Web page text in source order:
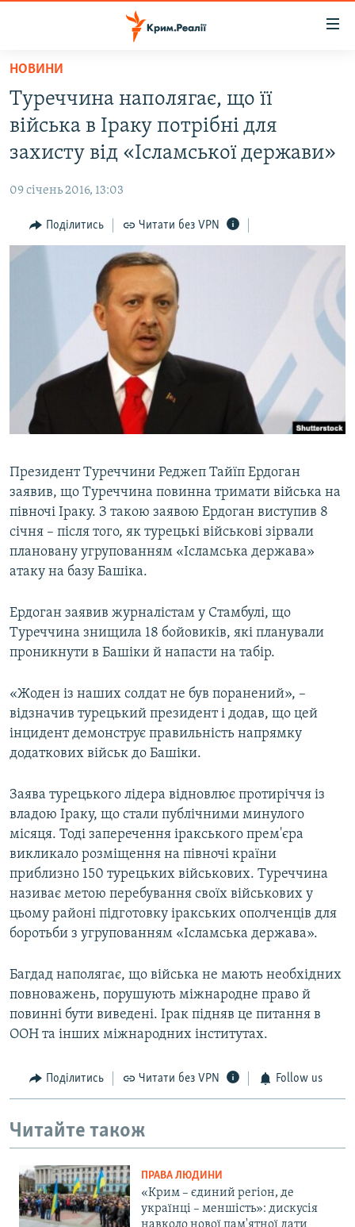
Перейти
основного
матеріалу
до
основної
Перейти
до
пошуку
ВОДА.КРИМ
ВІДЕО ТА ФОТО
БЛОГИ
ПОГЛЯД
ІНТЕРВ'Ю
СПЕЦПРОЕКТИ
ВІДЕОУРОКИ «ELIFBE»
СВІДЧЕННЯ ОКУПАЦІЇ
УКРАЇНСЬКА ПРОБЛЕМА КРИМУ
ЯК ОБІЙТИ БЛОКУВАННЯ
Русский
Qırımtatar
Усі сайти RFE/RL
НОВИНИ
Туреччина наполягає, що її
війська в Іраку потрібні для
захисту від «Ісламської держави»
09 січень 2016, 13:03
Поділитись Читати без VPN
Президент Туреччини Реджеп Тайїп Ердоган
заявив, що Туреччина повинна тримати війська на
півночі Іраку. З такою заявою Ердоган виступив 8
січня – після того, як турецькі військові зірвали
плановану угрупованням «Ісламська держава»
атаку на базу Башіка.
Ердоган заявив журналістам у Стамбулі, що
Туреччина знищила 18 бойовиків, які планували
проникнути в Башіки й напасти на табір.
«Жоден із наших солдат не був поранений», –
відзначив турецький президент і додав, що цей
інцидент демонструє правильність напрямку
додаткових військ до Башіки.
Заява турецького лідера відновлює протиріччя із
владою Іраку, що стали публічними минулого
місяця. Тоді заперечення іракського прем'єра
викликало розміщення на півночі країни
приблизно 150 турецьких військових. Туреччина
називає метою перебування своїх військових у
цьому районі підготовку іракських ополченців для
боротьби з угрупованням «Ісламська держава».
Багдад наполягає, що війська не мають необхідних
повноважень, порушують міжнародне право й
повинні бути виведені. Ірак підняв це питання в
ООН та інших міжнародних інститутах.
Поділитись Читати без VPN Follow us
Читайте також
ПРАВА ЛЮДИНИ
«Крим – єдиний регіон, де
українці – меншість»: дискусія